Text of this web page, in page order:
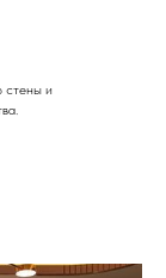
стены и